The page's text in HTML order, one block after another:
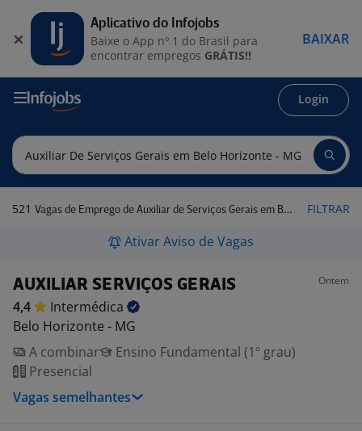
Login
521 Vagas de Emprego de Auxiliar de Serviços Gerais em Belo Horizonte - MG FILTRAR
Ativar Aviso de Vagas
AUXILIAR SERVIÇOS GERAIS Ontem
4,4
Intermédica
Belo Horizonte - MG
A combinar
Ensino Fundamental (1º grau)
Presencial
Vagas semelhantes
Aplicativo do Infojobs
Baixe o App nº 1 do Brasil para
encontrar empregos GRÁTIS!!
BAIXAR